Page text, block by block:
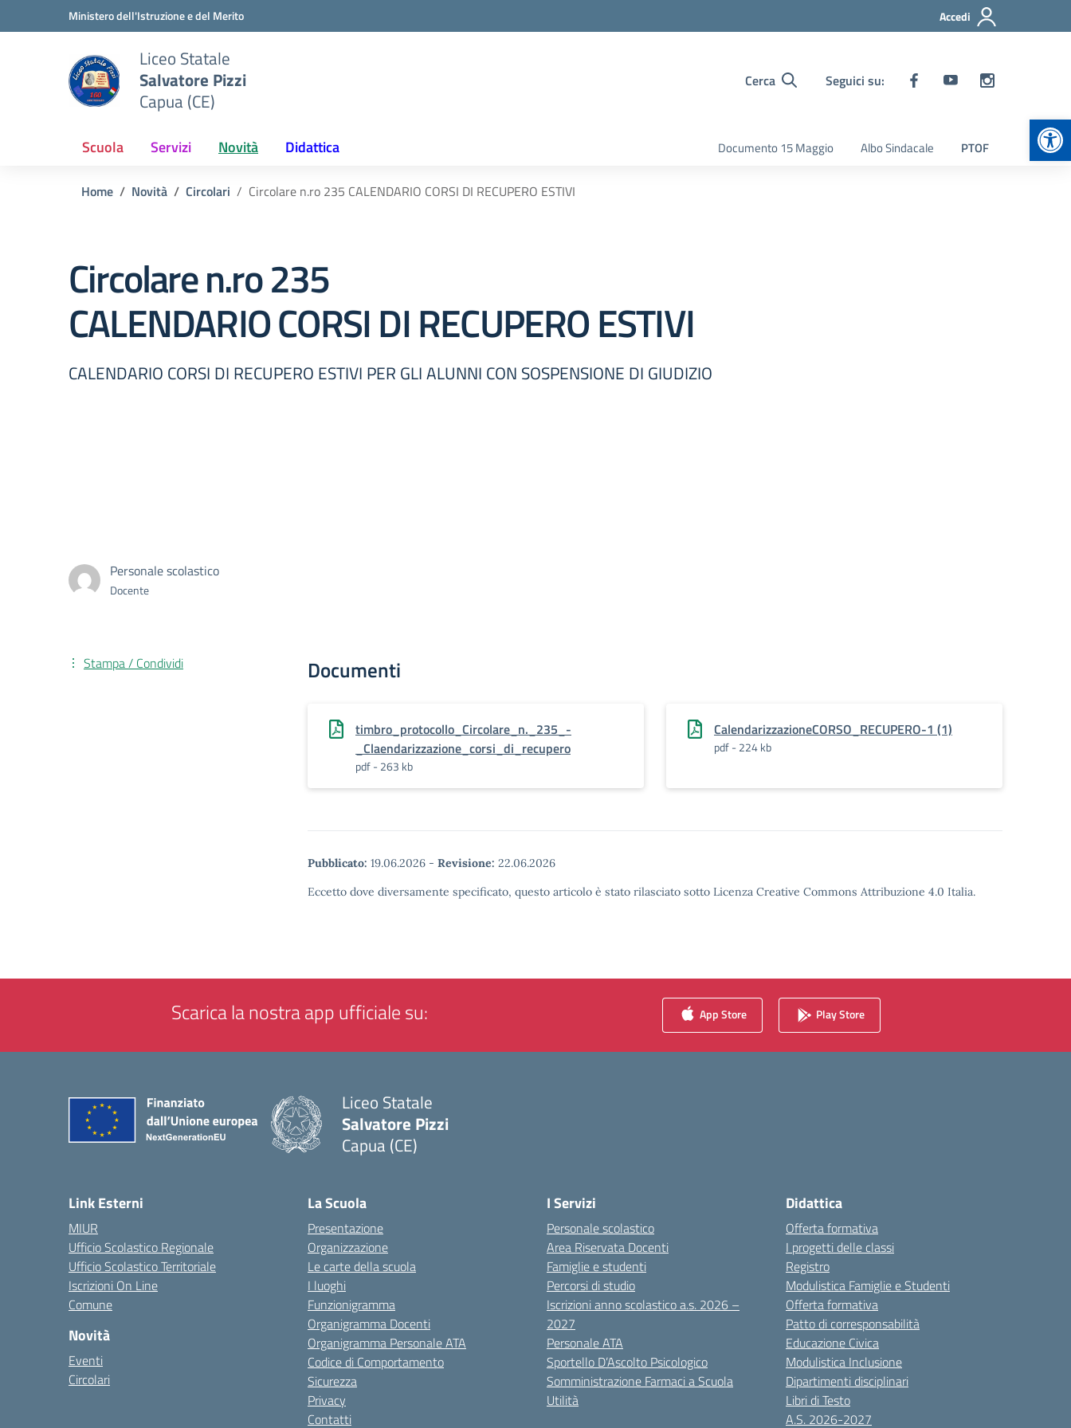
Vai ai contenuti
Vai al menu di navigazioneMinistero dell'Istruzione e del Merito Accedi
Liceo Statale
Salvatore Pizzi
Capua (CE)
Cerca Seguici su:
Scuola Servizi Novità Didattica Documento 15 Maggio Albo Sindacale PTOF
Home Novità Circolari Circolare n.ro 235 CALENDARIO CORSI DI RECUPERO ESTIVI
Circolare n.ro 235
CALENDARIO CORSI DI RECUPERO ESTIVI
CALENDARIO CORSI DI RECUPERO ESTIVI PER GLI ALUNNI CON SOSPENSIONE DI GIUDIZIO
Personale scolastico
Docente
Documenti
timbro_protocollo_Circolare_n._235_-
_Claendarizzazione_corsi_di_recupero
pdf - 263 kb
CalendarizzazioneCORSO_RECUPERO-1 (1)
pdf - 224 kb
Pubblicato: 19.06.2026 - Revisione: 22.06.2026
Eccetto dove diversamente specificato, questo articolo è stato rilasciato sotto Licenza Creative Commons Attribuzione 4.0 Italia.
Stampa / Condividi
Scarica la nostra app ufficiale su: App Store Play Store
Liceo Statale
Salvatore Pizzi
Capua (CE)
Link Esterni
MIUR
Ufficio Scolastico Regionale
Ufficio Scolastico Territoriale
Iscrizioni On Line
Comune
Novità
Eventi
Circolari
La Scuola
Presentazione
Organizzazione
Le carte della scuola
I luoghi
Funzionigramma
Organigramma Docenti
Organigramma Personale ATA
Codice di Comportamento
Sicurezza
Privacy
Contatti
I Servizi
Personale scolastico
Area Riservata Docenti
Famiglie e studenti
Percorsi di studio
Iscrizioni anno scolastico a.s. 2026 –
2027
Personale ATA
Sportello D’Ascolto Psicologico
Somministrazione Farmaci a Scuola
Utilità
Didattica
Offerta formativa
I progetti delle classi
Registro
Modulistica Famiglie e Studenti
Offerta formativa
Patto di corresponsabilità
Educazione Civica
Modulistica Inclusione
Dipartimenti disciplinari
Libri di Testo
A.S. 2026-2027